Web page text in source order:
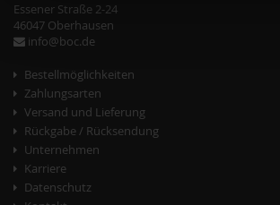
t
N
a
v
i
g
a
Essener Straße 2-24
46047 Oberhausen
info@boc.de
Bestellmöglichkeiten
Zahlungsarten
Versand und Lieferung
Rückgabe / Rücksendung
Unternehmen
Karriere
Datenschutz